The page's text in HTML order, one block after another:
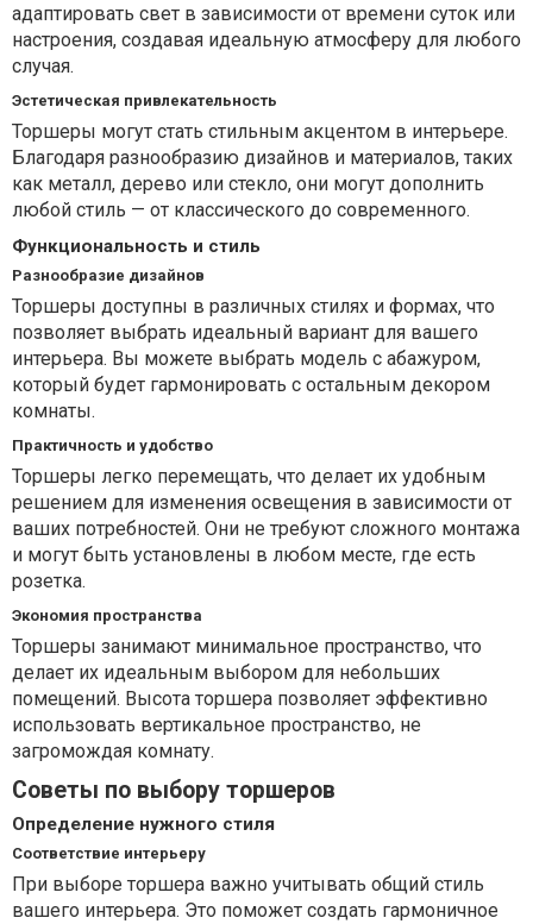
адаптировать свет в зависимости от времени суток или
настроения, создавая идеальную атмосферу для любого
случая.
Эстетическая привлекательность
Торшеры могут стать стильным акцентом в интерьере.
Благодаря разнообразию дизайнов и материалов, таких
как металл, дерево или стекло, они могут дополнить
любой стиль — от классического до современного.
Функциональность и стиль
Разнообразие дизайнов
Торшеры доступны в различных стилях и формах, что
позволяет выбрать идеальный вариант для вашего
интерьера. Вы можете выбрать модель с абажуром,
который будет гармонировать с остальным декором
комнаты.
Практичность и удобство
Торшеры легко перемещать, что делает их удобным
решением для изменения освещения в зависимости от
ваших потребностей. Они не требуют сложного монтажа
и могут быть установлены в любом месте, где есть
розетка.
Экономия пространства
Торшеры занимают минимальное пространство, что
делает их идеальным выбором для небольших
помещений. Высота торшера позволяет эффективно
использовать вертикальное пространство, не
загромождая комнату.
Советы по выбору торшеров
Определение нужного стиля
Соответствие интерьеру
При выборе торшера важно учитывать общий стиль
вашего интерьера. Это поможет создать гармоничное